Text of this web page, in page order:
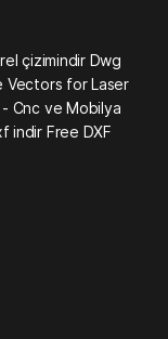
çizimindir Dwg
Vectors for Laser
Cnc ve Mobilya
indir Free DXF